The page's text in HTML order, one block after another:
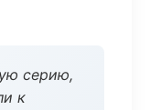
серию,
к